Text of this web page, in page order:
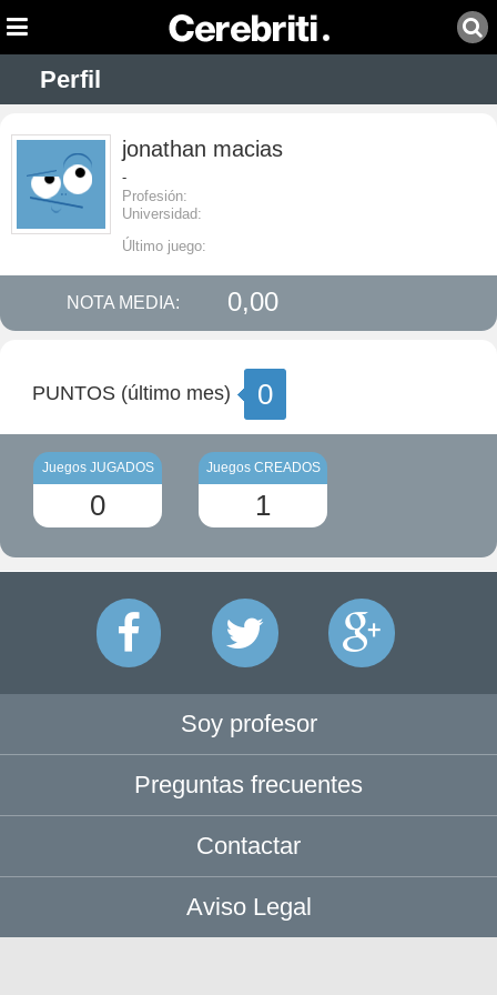
Perfil
jonathan macias
-
Profesión:
Universidad:
Último juego:
NOTA MEDIA: 0,00
PUNTOS (último mes) 0
Juegos JUGADOS
0
Juegos CREADOS
1
Soy profesor
Preguntas frecuentes
Contactar
Aviso Legal